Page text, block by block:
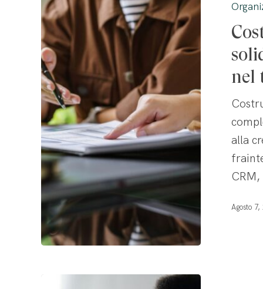
pipeline
solida:
visione
crescere
tempo
nel
alla
Agosto 7,